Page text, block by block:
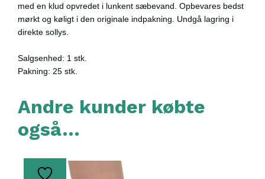
med en klud opvredet i lunkent sæbevand. Opbevares bedst
mørkt og køligt i den originale indpakning. Undgå lagring i
direkte sollys.
Salgsenhed: 1 stk.
Pakning: 25 stk.
Andre kunder købte
også…